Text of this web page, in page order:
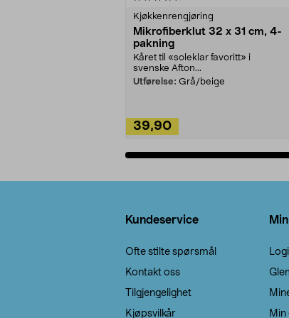
Kjøkkenrengjøring
Mikrofiberklut 32 x 31 cm, 4-
pakning
Kåret til «soleklar favoritt» i
svenske Afton...
Utførelse: Grå/beige
39,90
Kundeservice
Ofte stilte spørsmål
Kontakt oss
Tilgjengelighet
Kjøpsvilkår